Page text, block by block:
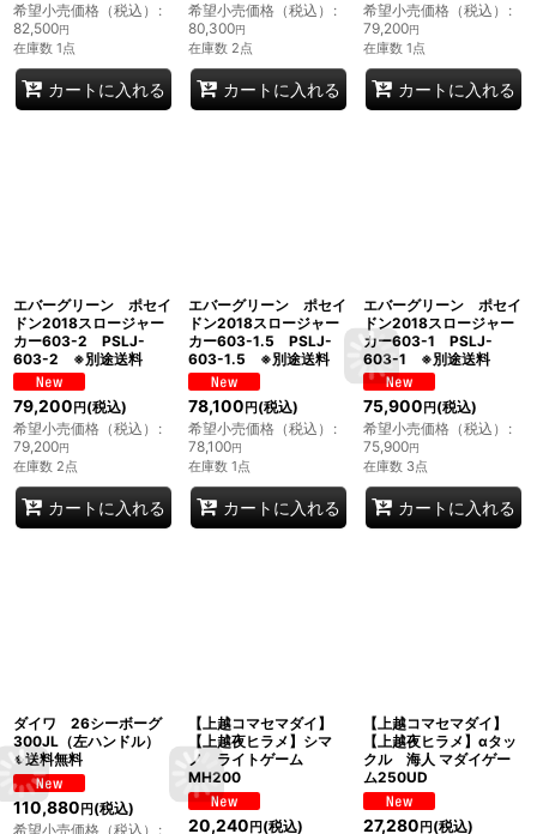
希望小売価格（税込） :
82,500円
在庫数 1点
カートに入れる
希望小売価格（税込） :
80,300円
在庫数 2点
カートに入れる
希望小売価格（税込） :
79,200円
在庫数 1点
カートに入れる
エバーグリーン ポセイ
ドン2018スロージャー
カー603-2 PSLJ-
603-2 ※別途送料
79,200 円 (税込)
希望小売価格（税込） :
79,200円
在庫数 2点
カートに入れる
エバーグリーン ポセイ
ドン2018スロージャー
カー603-1.5 PSLJ-
603-1.5 ※別途送料
78,100 円(税込)
希望小売価格（税込） :
78,100円
在庫数 1点
カートに入れる
エバーグリーン ポセイ
ドン2018スロージャー
カー603-1 PSLJ-
603-1 ※別途送料
75,900 円(税込)
希望小売価格（税込） :
75,900円
在庫数 3点
カートに入れる
ダイワ 26シーボーグ
300JL（左ハンドル）
※送料無料
110,880 円 (税込)
希望小売価格（税込） :
【上越コマセマダイ】
【上越夜ヒラメ】シマ
ノ ライトゲーム
MH200
20,240 円(税込)
【上越コマセマダイ】
【上越夜ヒラメ】αタッ
クル 海人 マダイゲー
ム250UD
27,280 円(税込)